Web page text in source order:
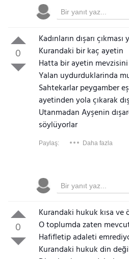
0
Kadınların dışarı
Kurandaki bir kaç ayetin
Hatta bir ayetin
Yalan uydurduklarinda
Sahtekarlar peygamber
ayetinden yola çıkarak
Utanmadan Ayşenin
söylüyorlar
Paylaş: Daha fazla
0
Kurandaki hukuk kısa ve
O toplumda zaten
Hafifletip adaleti
Kurandaki hukuk din